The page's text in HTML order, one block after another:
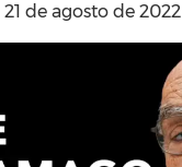
21 de agosto de 2022